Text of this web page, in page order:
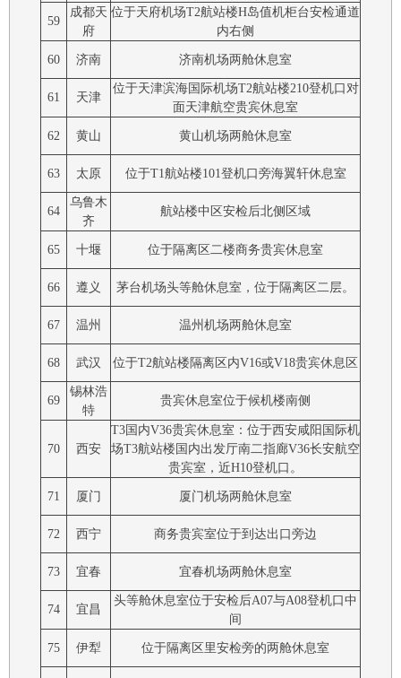
59
成都天
府
位于天府机场T2航站楼H岛值机柜台安检通道
内右侧
60 济南 济南机场两舱休息室
61 天津
位于天津滨海国际机场T2航站楼210登机口对
面天津航空贵宾休息室
62 黄山 黄山机场两舱休息室
63 太原 位于T1航站楼101登机口旁海翼轩休息室
64
乌鲁木
齐
航站楼中区安检后北侧区域
65 十堰 位于隔离区二楼商务贵宾休息室
66 遵义 茅台机场头等舱休息室，位于隔离区二层。
67 温州 温州机场两舱休息室
68 武汉 位于T2航站楼隔离区内V16或V18贵宾休息区
69
锡林浩
特
贵宾休息室位于候机楼南侧
70 西安
T3国内V36贵宾休息室：位于西安咸阳国际机
场T3航站楼国内出发厅南二指廊V36长安航空
贵宾室，近H10登机口。
71 厦门 厦门机场两舱休息室
72 西宁 商务贵宾室位于到达出口旁边
73 宜春 宜春机场两舱休息室
74 宜昌
头等舱休息室位于安检后A07与A08登机口中
间
75 伊犁 位于隔离区里安检旁的两舱休息室